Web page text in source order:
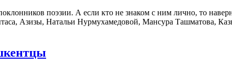
поэзии. А если кто не знаком с ним лично, то
Азизы, Натальи Нурмухамедовой, Мансура Ташматова,